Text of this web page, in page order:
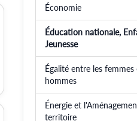
Économie
Éducation nationale,
Jeunesse
Égalité entre les femmes
hommes
Énergie et
territoire